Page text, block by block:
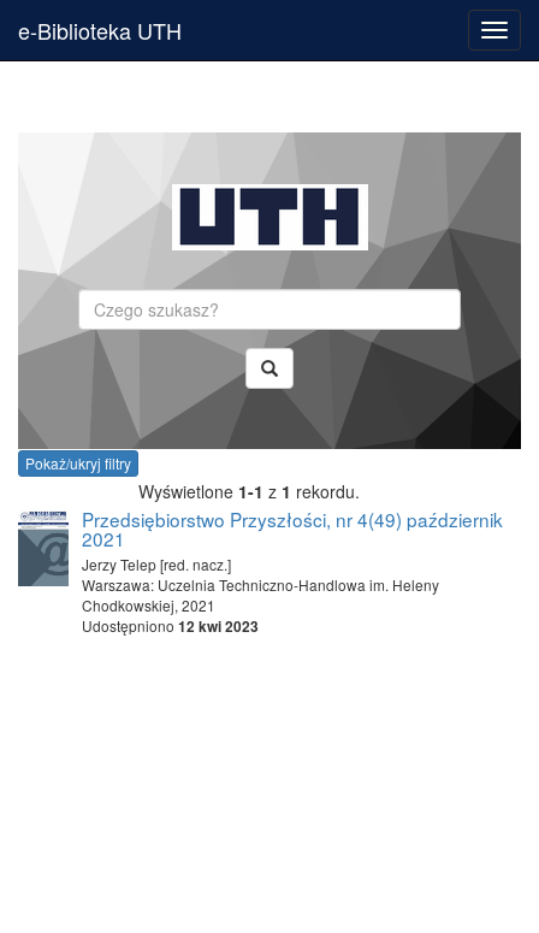
e-Biblioteka UTH
Pokaż/ukryj filtry
Wyświetlone 1-1 z 1 rekordu.
Przedsiębiorstwo Przyszłości, nr 4(49) październik
2021
Jerzy Telep [red. nacz.]
Warszawa: Uczelnia Techniczno-Handlowa im. Heleny
Chodkowskiej, 2021
Udostępniono 12 kwi 2023